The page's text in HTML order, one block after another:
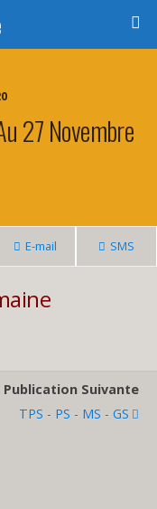
27 Novembre
E-mail SMS
Publication Suivante
TPS - PS - MS - GS